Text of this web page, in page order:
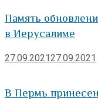
Память
в Иерусалиме
27.09.202127.09.2021
В Пермь